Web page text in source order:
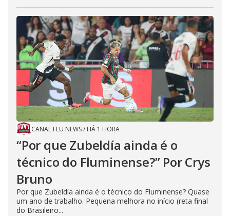
CANAL FLU NEWS/ HÁ 1 HORA
“Por que Zubeldía ainda é o
técnico do Fluminense?” Por Crys
Bruno
Por que Zubeldía ainda é o técnico do Fluminense? Quase
um ano de trabalho. Pequena melhora no início (reta final
do Brasileiro...